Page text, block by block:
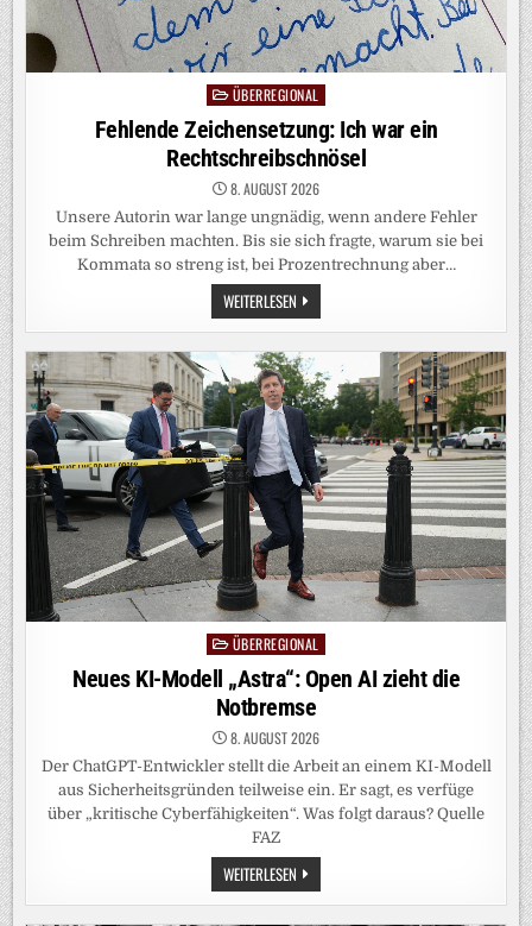
Posted
in
ÜBERREGIONAL
Fehlende Zeichensetzung: Ich war ein
Rechtschreibschnösel
8. AUGUST 2026
Unsere Autorin war lange ungnädig, wenn andere Fehler
beim Schreiben machten. Bis sie sich fragte, warum sie bei
Kommata so streng ist, bei Prozentrechnung aber…
WEITERLESEN FEHLENDE
ZEICHENSETZUNG:
ICH
WAR
EIN
RECHTSCHREIBSCHNÖSEL
Posted
in
ÜBERREGIONAL
Neues KI-Modell „Astra“: Open AI zieht die
Notbremse
8. AUGUST 2026
Der ChatGPT-Entwickler stellt die Arbeit an einem KI-Modell
aus Sicherheitsgründen teilweise ein. Er sagt, es verfüge
über „kritische Cyberfähigkeiten“. Was folgt daraus? Quelle
FAZ
WEITERLESEN NEUES
KI-
MODELL
„ASTRA“: